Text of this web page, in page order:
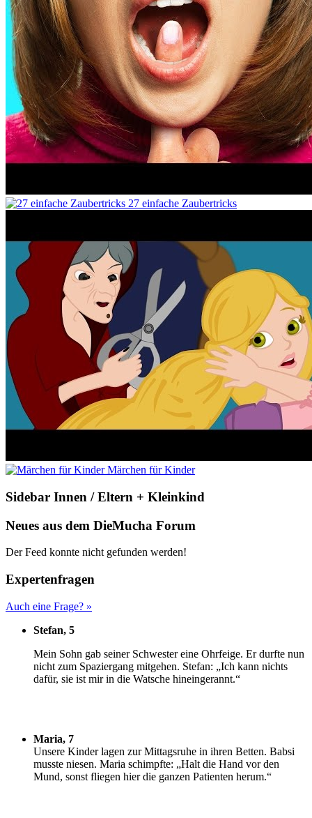
27 einfache Zaubertricks
Märchen für Kinder
Sidebar Innen / Eltern + Kleinkind
Neues aus dem DieMucha Forum
Der Feed konnte nicht gefunden werden!
Expertenfragen
Auch eine Frage? »
Stefan, 5
Mein Sohn gab seiner Schwester eine Ohrfeige. Er durfte nun
nicht zum Spaziergang mitgehen. Stefan: „Ich kann nichts
dafür, sie ist mir in die Watsche hineingerannt.“
Maria, 7
Unsere Kinder lagen zur Mittagsruhe in ihren Betten. Babsi
musste niesen. Maria schimpfte: „Halt die Hand vor den
Mund, sonst fliegen hier die ganzen Patienten herum.“